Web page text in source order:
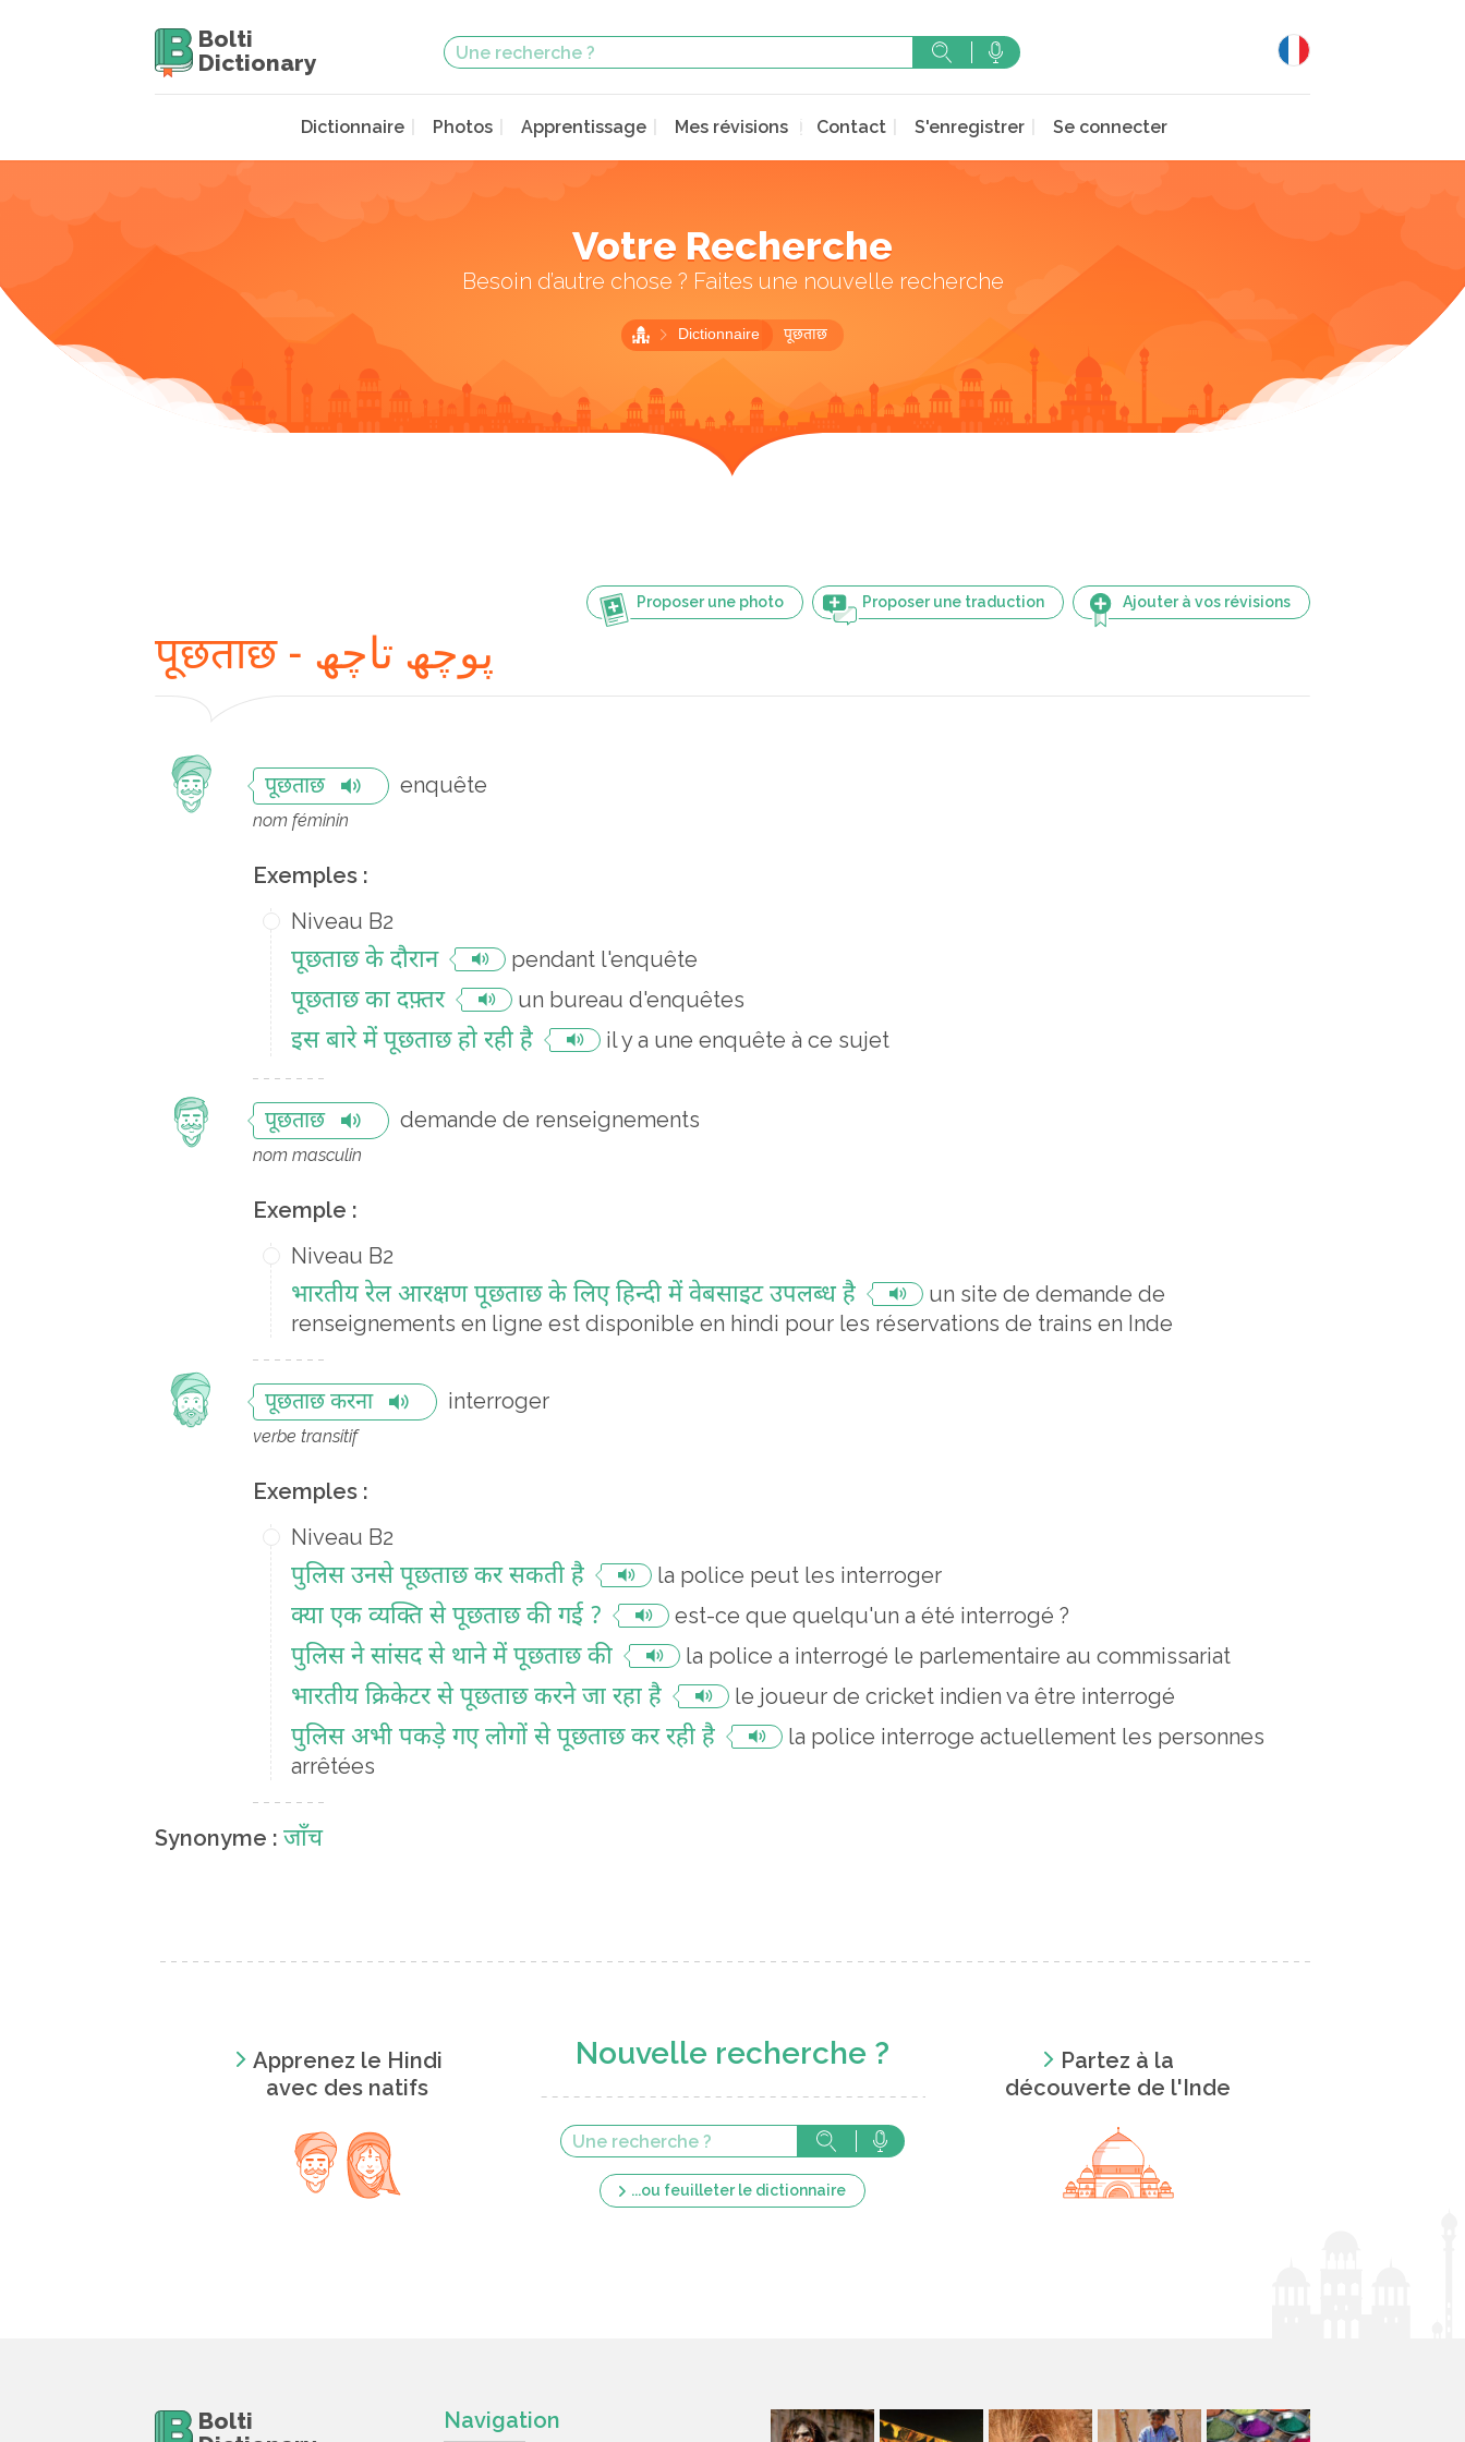
Bolti
Dictionary
Dictionnaire Photos Apprentissage Mes révisions Contact S'enregistrer Se connecter
Votre Recherche
Besoin d’autre chose ? Faites une nouvelle recherche
Dictionnaire पूछताछ
Proposer une photo Proposer une traduction Ajouter à vos révisions
पूछताछ - پوچھ تاچھ
पूछताछ enquête
nom féminin
Exemples :
Niveau B2
पूछताछ के दौरान pendant l'enquête
पूछताछ का दफ़्तर un bureau d'enquêtes
इस बारे में पूछताछ हो रही है il y a une enquête à ce sujet
पूछताछ demande de renseignements
nom masculin
Exemple :
Niveau B2
भारतीय रेल आरक्षण पूछताछ के लिए हिन्दी में वेबसाइट उपलब्ध है
un site de demande de
renseignements en ligne est disponible en hindi pour les réservations de trains en Inde
पूछताछ करना interroger
verbe transitif
Exemples :
Niveau B2
पुलिस उनसे पूछताछ कर सकती है la police peut les interroger
क्या एक व्यक्ति से पूछताछ की गई ? est-ce que quelqu'un a été interrogé ?
पुलिस ने सांसद से थाने में पूछताछ की la police a interrogé le parlementaire au commissariat
भारतीय क्रिकेटर से पूछताछ करने जा रहा है le joueur de cricket indien va être interrogé
पुलिस अभी पकड़े गए लोगों से पूछताछ कर रही है
la police interroge actuellement les personnes
arrêtées
Synonyme : जाँच
Apprenez le Hindi
avec des natifs
Nouvelle recherche ?
...ou feuilleter le dictionnaire
Partez à la
découverte de l'Inde
Bolti
Navigation